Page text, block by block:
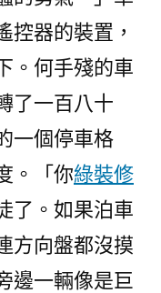
控器的裝置，
。何手殘的車
了一百八十
一個停車格
。「你綠裝修
了。如果泊車
方向盤都沒摸
邊一輛像是巨